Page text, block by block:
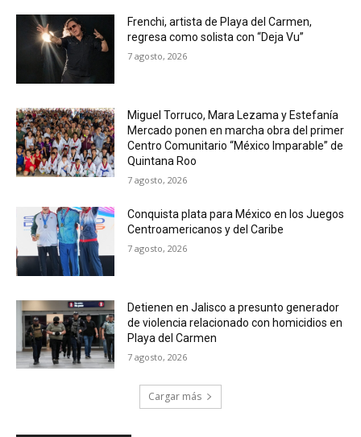
Frenchi, artista de Playa del Carmen,
regresa como solista con “Deja Vu”
7 agosto, 2026
Miguel Torruco, Mara Lezama y Estefanía
Mercado ponen en marcha obra del primer
Centro Comunitario “México Imparable” de
Quintana Roo
7 agosto, 2026
Conquista plata para México en los Juegos
Centroamericanos y del Caribe
7 agosto, 2026
Detienen en Jalisco a presunto generador
de violencia relacionado con homicidios en
Playa del Carmen
7 agosto, 2026
Cargar más